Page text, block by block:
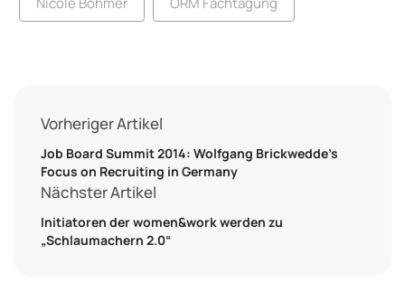
Vorheriger Artikel
Job Board Summit 2014: Wolfgang Brickwedde’s
Focus on Recruiting in Germany
Nächster Artikel
Initiatoren der women&work werden zu
„Schlaumachern 2.0“